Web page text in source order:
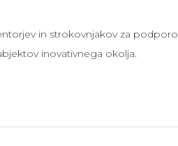
in strokovnjakov za podporo
inovativnega okolja.